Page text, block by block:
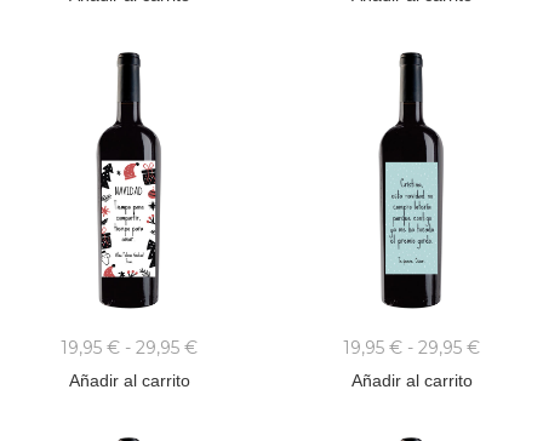
19,95 € - 29,95 €
Añadir al carrito
19,95 € - 29,95 €
Añadir al carrito